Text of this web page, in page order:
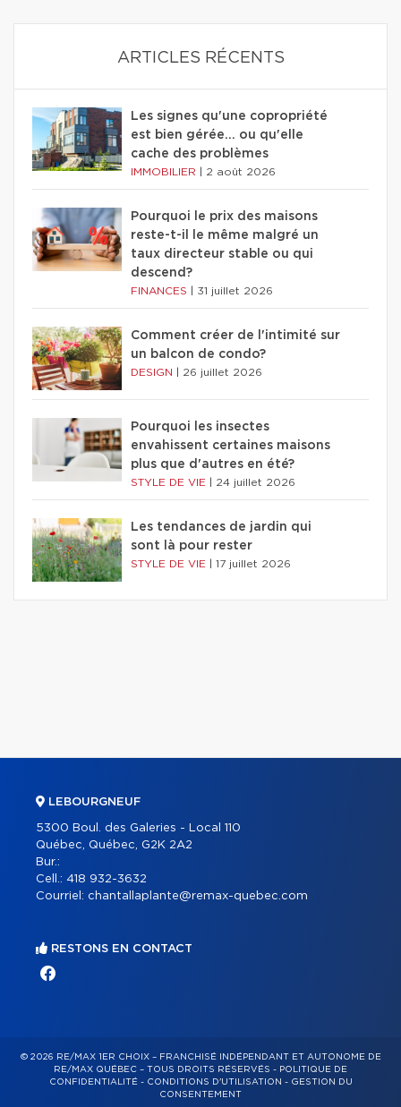
ARTICLES RÉCENTS
Les signes qu'une copropriété
est bien gérée… ou qu'elle
cache des problèmes
IMMOBILIER 2 août 2026
Pourquoi le prix des maisons
reste-t-il le même malgré un
taux directeur stable ou qui
descend?
FINANCES 31 juillet 2026
Comment créer de l'intimité sur
un balcon de condo?
DESIGN 26 juillet 2026
Pourquoi les insectes
envahissent certaines maisons
plus que d'autres en été?
STYLE DE VIE 24 juillet 2026
Les tendances de jardin qui
sont là pour rester
STYLE DE VIE 17 juillet 2026
LEBOURGNEUF
5300 Boul. des Galeries - Local 110
Québec, Québec, G2K 2A2
Bur.:
Cell.: 418 932-3632
Courriel: chantallaplante@remax-quebec.com
RESTONS EN CONTACT
© 2026 RE/MAX 1ER CHOIX – FRANCHISÉ INDÉPENDANT ET AUTONOME DE
RE/MAX QUÉBEC – TOUS DROITS RÉSERVÉS - POLITIQUE DE
CONFIDENTIALITÉ- CONDITIONS D'UTILISATION - GESTION DU
CONSENTEMENT